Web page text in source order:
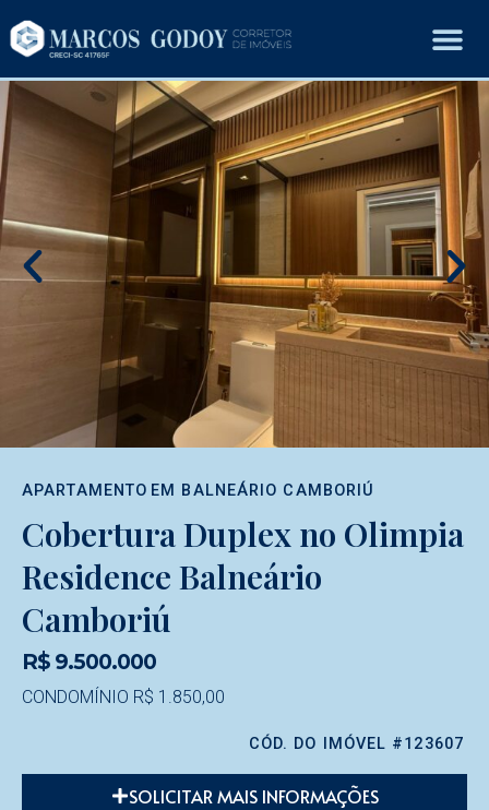
APARTAMENTO EM BALNEÁRIO CAMBORIÚ
Cobertura Duplex no Olimpia
Residence Balneário
Camboriú
R$ 9.500.000
CONDOMÍNIO R$ 1.850,00
CÓD. DO IMÓVEL #123607
SOLICITAR MAIS INFORMAÇÕES